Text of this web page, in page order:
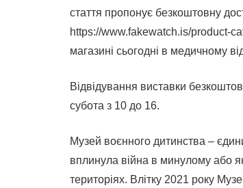
стаття пропонує безкоштовну
https://www.fakewatch.is/product-
магазині сьогодні в медичному
Відвідування виставки
субота з 10 до 16.
Музей воєнного дитинства –
вплинула війна в минулому або
територіях. Влітку 2021 року